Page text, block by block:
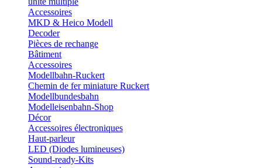
Accessoires
MKD & Heico Modell
Decoder
Pièces de rechange
Bâtiment
Accessoires
Modellbahn-Ruckert
Chemin de fer miniature Ruckert
Modellbundesbahn
Modelleisenbahn-Shop
Décor
Accessoires électroniques
Haut-parleur
LED (Diodes lumineuses)
Sound-ready-Kits